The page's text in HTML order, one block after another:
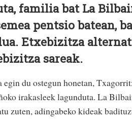
familia bat La
pentsio batean,
Etxebizitza
sareak.
du ostegun honetan,
irakasleek lagunduta. La
zuten, adingabeko kideak